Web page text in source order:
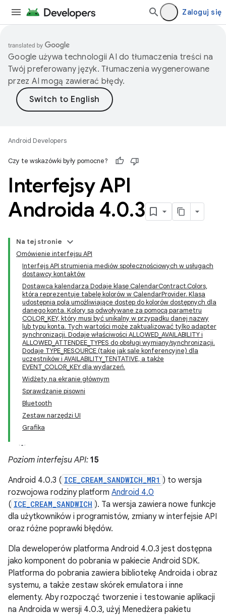
Zaloguj się
Google używa technologii AI do tłumaczenia treści na
Twój preferowany język. Tłumaczenia wygenerowane
przez AI mogą zawierać błędy.
Android Developers
Czy te wskazówki były pomocne?
Interfejsy API
Androida 4.0.3
Na tej stronie
Omówienie interfejsu API
Interfejs API strumienia mediów społecznościowych w usługach
dostawcy kontaktów
Dostawca kalendarza Dodaje klasę CalendarContract.Colors,
która reprezentuje tabelę kolorów w CalendarProvider. Klasa
udostępnia pola umożliwiające dostęp do kolorów dostępnych dla
danego konta. Kolory są odwoływane za pomocą parametru
COLOR_KEY, który musi być unikalny w przypadku danej nazwy
lub typu konta. Tych wartości może zaktualizować tylko adapter
synchronizacji. Dodaje właściwości ALLOWED_AVAILABILITY i
ALLOWED_ATTENDEE_TYPES do obsługi wymiany/synchronizacji.
Dodaje TYPE_RESOURCE (takie jak sale konferencyjne) dla
uczestników i AVAILABILITY_TENTATIVE, a także
EVENT_COLOR_KEY dla wydarzeń.
Widżety na ekranie głównym
Sprawdzanie pisowni
Bluetooth
Zestaw narzędzi UI
Grafika
Poziom interfejsu API: 15
Android 4.0.3 ( ICE_CREAM_SANDWICH_MR1 ) to wersja
rozwojowa rodziny platform Android 4.0
( ICE_CREAM_SANDWICH ). Ta wersja zawiera nowe funkcje
dla użytkowników i programistów, zmiany w interfejsie API
oraz różne poprawki błędów.
Dla deweloperów platforma Android 4.0.3 jest dostępna
jako komponent do pobrania w pakiecie Android SDK.
Platforma do pobrania zawiera bibliotekę Androida i obraz
systemu, a także zestaw skórek emulatora i inne
elementy. Aby rozpocząć tworzenie i testowanie aplikacji
na Androida w wersji 4.0.3, użyj Menedżera pakietu